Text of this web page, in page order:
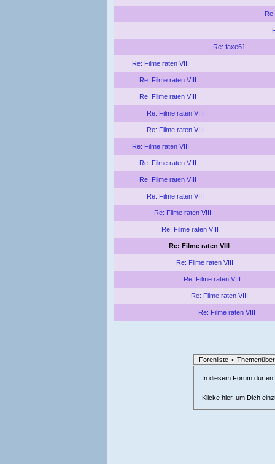
Re: faxe61
Re: Filme raten VIII
Re: Filme raten VIII
Re: Filme raten VIII
Re: Filme raten VIII
Re: Filme raten VIII
Re: Filme raten VIII
Re: Filme raten VIII
Re: Filme raten VIII
Re: Filme raten VIII
Re: Filme raten VIII
Re: Filme raten VIII
Re: Filme raten VIII
Re: Filme raten VIII
Re: Filme raten VIII
Re: Filme raten VIII
Re: Filme raten VIII
Forenliste •
In diesem Forum
Klicke hier, um Dich